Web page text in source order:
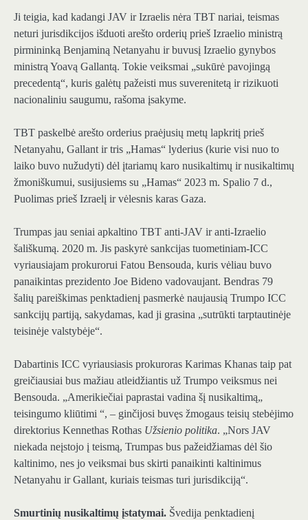
Ji teigia, kad kadangi JAV ir Izraelis nėra TBT nariai, teismas
neturi jurisdikcijos išduoti arešto orderių prieš Izraelio ministrą
pirmininką Benjaminą Netanyahu ir buvusį Izraelio gynybos
ministrą Yoavą Gallantą. Tokie veiksmai „sukūrė pavojingą
precedentą“, kuris galėtų pažeisti mus suverenitetą ir rizikuoti
nacionaliniu saugumu, rašoma įsakyme.
TBT paskelbė arešto orderius praėjusių metų lapkritį prieš
Netanyahu, Gallant ir tris „Hamas“ lyderius (kurie visi nuo to
laiko buvo nužudyti) dėl įtariamų karo nusikaltimų ir nusikaltimų
žmoniškumui, susijusiems su „Hamas“ 2023 m. Spalio 7 d.,
Puolimas prieš Izraelį ir vėlesnis karas Gaza.
Trumpas jau seniai apkaltino TBT anti-JAV ir anti-Izraelio
šališkumą. 2020 m. Jis paskyrė sankcijas tuometiniam-ICC
vyriausiajam prokurorui Fatou Bensouda, kuris vėliau buvo
panaikintas prezidento Joe Bideno vadovaujant. Bendras 79
šalių pareiškimas penktadienį pasmerkė naujausią Trumpo ICC
sankcijų partiją, sakydamas, kad ji grasina „sutrūkti tarptautinėje
teisinėje valstybėje“.
Dabartinis ICC vyriausiasis prokuroras Karimas Khanas taip pat
greičiausiai bus mažiau atleidžiantis už Trumpo veiksmus nei
Bensouda. „Amerikiečiai paprastai vadina šį nusikaltimą„
teisingumo kliūtimi “, – ginčijosi buvęs žmogaus teisių stebėjimo
direktorius Kennethas Rothas Užsienio politika. „Nors JAV
niekada neįstojo į teismą, Trumpas bus pažeidžiamas dėl šio
kaltinimo, nes jo veiksmai bus skirti panaikinti kaltinimus
Netanyahu ir Gallant, kuriais teismas turi jurisdikciją“.
Smurtinių nusikaltimų įstatymai. Švedija penktadienį